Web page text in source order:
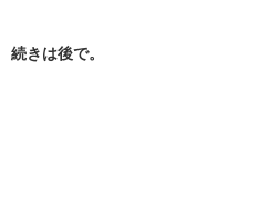
続きは後で。